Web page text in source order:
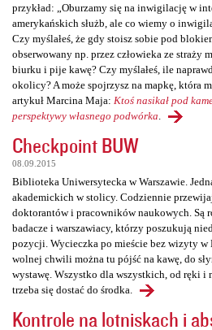
przykład: „Oburzamy się na inwigilację w
amerykańskich służb, ale co wiemy o
Czy myślałeś, że gdy stoisz sobie pod
obserwowany np. przez człowieka ze straży
biurku i pije kawę? Czy myślałeś, ile
okolicy? A może spojrzysz na mapkę, która
artykuł Marcina Maja: Ktoś nasikał pod
perspektywy własnego podwórka
Checkpoint BUW
08.09.2015
Biblioteka Uniwersytecka w Warszawie.
akademickich w stolicy. Codziennie
doktorantów i pracowników naukowych. Są
badacze i warszawiacy, którzy poszukują
pozycji. Wycieczka po mieście bez wizyty w
wolnej chwili można tu pójść na kawę, do
wystawę. Wszystko dla wszystkich, od ręki i
trzeba się dostać do środka.
Kontrole na lotniskach i